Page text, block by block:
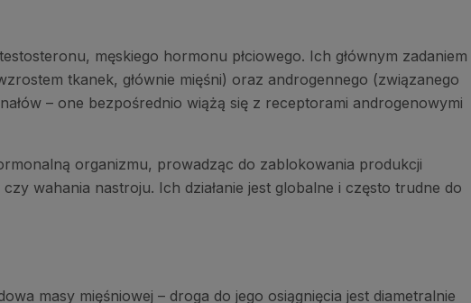
męskiego hormonu płciowego. Ich głównym zadaniem
tkanek, głównie mięśni) oraz androgennego (związanego
– one bezpośrednio wiążą się z receptorami androgenowymi
organizmu, prowadząc do zablokowania produkcji
wahania nastroju. Ich działanie jest globalne i często trudne do
masy mięśniowej – droga do jego osiągnięcia jest diametralnie